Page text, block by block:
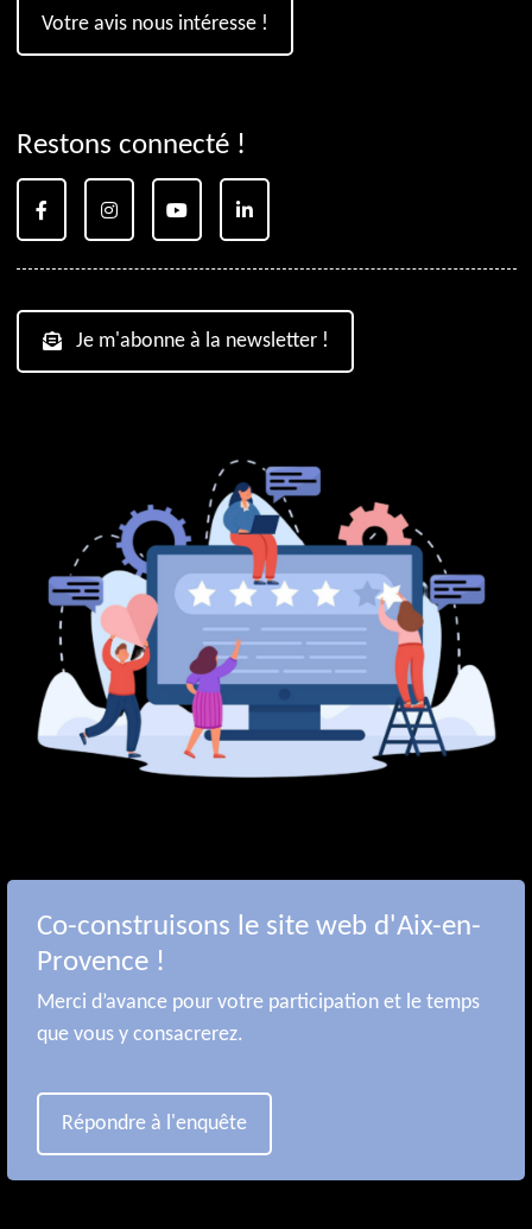
Votre avis nous intéresse !
Restons connecté !
Je m'abonne à la newsletter !
Co-construisons le site web d'Aix-en-
Provence !
Merci d’avance pour votre participation et le temps
que vous y consacrerez.
Répondre à l'enquête